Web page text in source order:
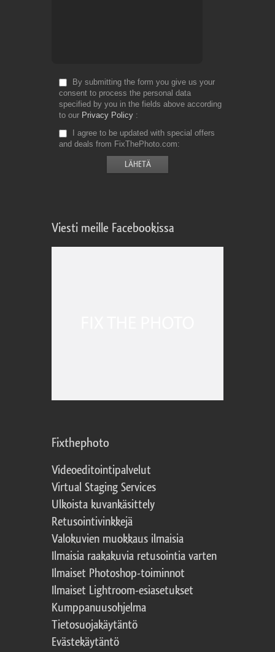
By submitting the form you give us your
consent to process the personal data
specified by you in the fields above according
to our Privacy Policy
I agree to be updated with special offers
and deals from FixThePhoto.com
Viesti meille Facebookissa
Fixthephoto
Videoeditointipalvelut
Virtual Staging Services
Ulkoista kuvankäsittely
Retusointivinkkejä
Valokuvien muokkaus ilmaisia
Ilmaisia raakakuvia retusointia varten
Ilmaiset Photoshop-toiminnot
Ilmaiset Lightroom-esiasetukset
Kumppanuusohjelma
Tietosuojakäytäntö
Evästekäytäntö